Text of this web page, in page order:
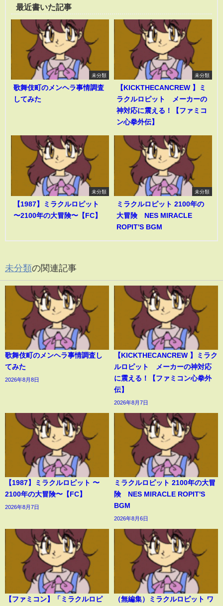
最近書いた記事
未分類
歌舞伎町のメンヘラ事情調査
してみた
未分類
【KICKTHECANCREW 】ミ
ラクルロピット メーカーの
神対応に震える！【ファミコ
ン心拳外伝】
未分類
【1987】ミラクルロピット
〜2100年の大冒険〜【FC】
未分類
ミラクルロピット 2100年の
大冒険 NES MIRACLE
ROPIT'S BGM
未分類の関連記事
歌舞伎町のメンヘラ事情調査し
てみた
2026年8月8日
【KICKTHECANCREW 】ミラク
ルロピット メーカーの神対応
に震える！【ファミコン心拳外
伝】
2026年8月7日
【1987】ミラクルロピット 〜
2100年の大冒険〜【FC】
2026年8月7日
ミラクルロピット 2100年の大冒
険 NES MIRACLE ROPIT'S
BGM
2026年8月6日
【ファミコン】「ミラクルロピ
（無編集）ミラクルロピット ワ